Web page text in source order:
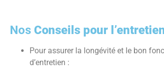
Nos Conseils pour
Pour assurer la longévité et le bon
d’entretien :